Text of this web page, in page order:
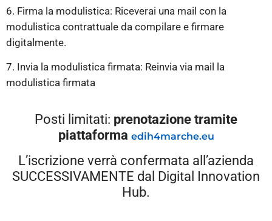
6. Firma la modulistica: Riceverai una mail con la
modulistica contrattuale da compilare e firmare
digitalmente.
7. Invia la modulistica firmata: Reinvia via mail la
modulistica firmata
Posti limitati: prenotazione tramite
piattaforma edih4marche.eu
L’iscrizione verrà confermata all’azienda
SUCCESSIVAMENTE dal Digital Innovation
Hub.